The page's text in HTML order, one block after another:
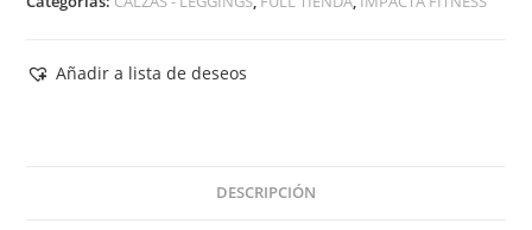
Añadir a lista de deseos
DESCRIPCIÓN